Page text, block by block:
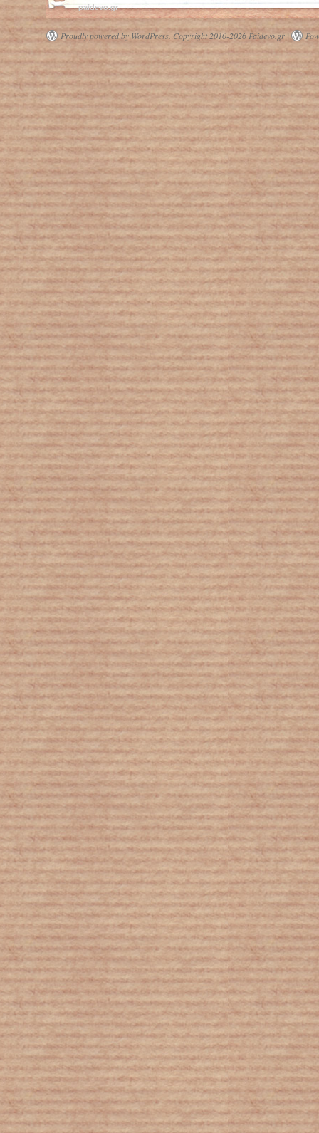
Σταμάτης
Μεσημέρης
Έφη Παπαθεοδώρου
Νίκος
Πορτοκάλογλου
Γιώτα
Βέη
paidevo.gr
Proudly powered by WordPress. Copyright 2010-2026 Paidevo.gr |